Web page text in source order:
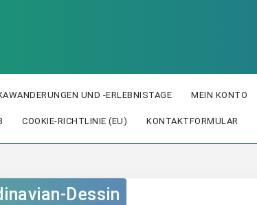
UND -ERLEBNISTAGE MEIN KONTO
COOKIE-RICHTLINIE (EU) KONTAKTFORMULAR
Dessin